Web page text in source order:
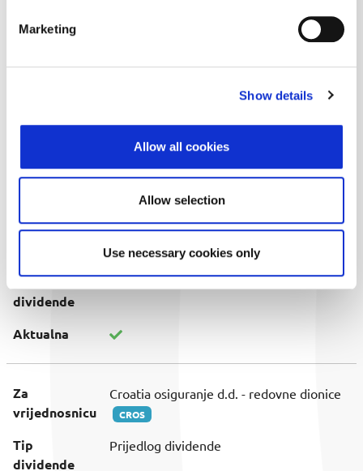
Marketing
Show details
Allow all cookies
Allow selection
Use necessary cookies only
Vrijednost
Datum
dividendu
02.07.2026.
isplate
dividende
31.07.2026.
Aktualna
Za
vrijednosnicu
Croatia osiguranje d.d. - redovne dionice
CROS
Tip
dividende
Prijedlog dividende